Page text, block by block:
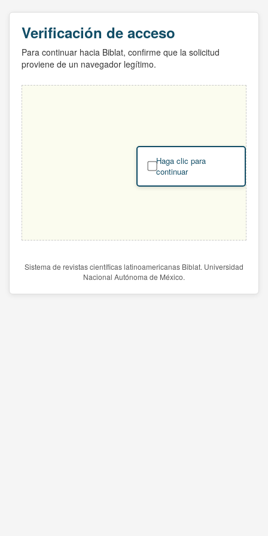
Verificación de acceso
Para continuar hacia Biblat, confirme que la solicitud
proviene de un navegador legítimo.
Haga clic para
continuar
Sistema de revistas científicas latinoamericanas Biblat. Universidad
Nacional Autónoma de México.